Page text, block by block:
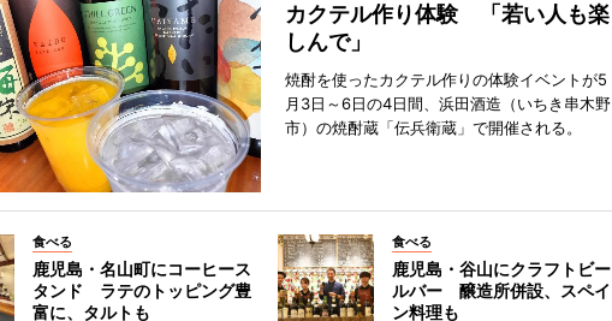
カクテル作り体験 「若い人も楽
しんで」
焼酎を使ったカクテル作りの体験イベントが5
月3日～6日の4日間、浜田酒造（いちき串木野
市）の焼酎蔵「伝兵衛蔵」で開催される。
食べる
鹿児島・名山町にコーヒース
タンド ラテのトッピング豊
富に、タルトも
食べる
鹿児島・谷山にクラフトビー
ルバー 醸造所併設、スペイ
ン料理も